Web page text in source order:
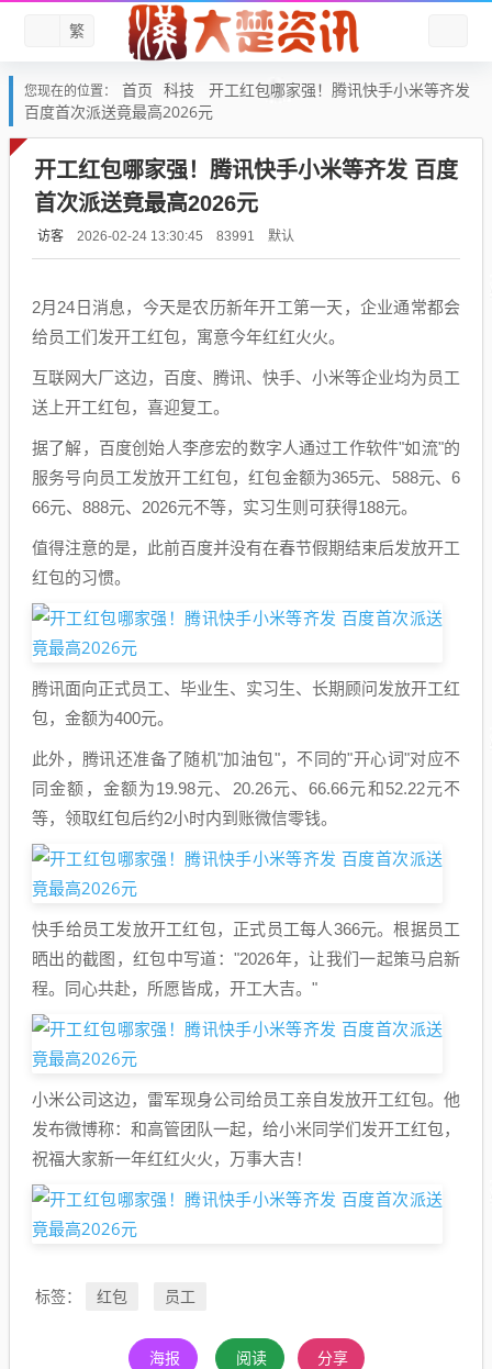
繁
您现在的位置： 首页 科技
开工红包哪家强！腾讯快手小米等齐发
百度首次派送竟最高2026元
开工红包哪家强！腾讯快手小米等齐发 百度
首次派送竟最高2026元
访客 2026-02-24 13:30:45 83991 默认
2月24日消息，今天是农历新年开工第一天，企业通常都会
给员工们发开工红包，寓意今年红红火火。
互联网大厂这边，百度、腾讯、快手、小米等企业均为员工
送上开工红包，喜迎复工。
据了解，百度创始人李彦宏的数字人通过工作软件"如流"的
服务号向员工发放开工红包，红包金额为365元、588元、6
66元、888元、2026元不等，实习生则可获得188元。
值得注意的是，此前百度并没有在春节假期结束后发放开工
红包的习惯。
腾讯面向正式员工、毕业生、实习生、长期顾问发放开工红
包，金额为400元。
此外，腾讯还准备了随机"加油包"，不同的"开心词"对应不
同金额，金额为19.98元、20.26元、66.66元和52.22元不
等，领取红包后约2小时内到账微信零钱。
快手给员工发放开工红包，正式员工每人366元。根据员工
晒出的截图，红包中写道："2026年，让我们一起策马启新
程。同心共赴，所愿皆成，开工大吉。"
小米公司这边，雷军现身公司给员工亲自发放开工红包。他
发布微博称：和高管团队一起，给小米同学们发开工红包，
祝福大家新一年红红火火，万事大吉！
标签： 红包 员工
海报 阅读 分享